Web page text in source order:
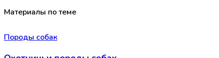
Материалы по теме
Породы собак